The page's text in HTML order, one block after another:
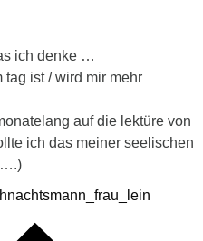
ich denke …
tag ist / wird mir mehr
auf die lektüre von
ich das meiner seelischen